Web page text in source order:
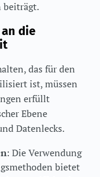
beiträgt.
die
das für den
ist, müssen
erfüllt
Ebene
Datenlecks.
: Die Verwendung
bietet